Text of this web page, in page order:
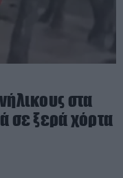
στα
σε ξερά χόρτα